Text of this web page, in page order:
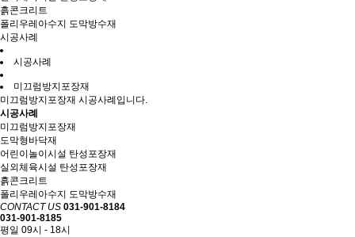
흙콘크리트
폴리우레아수지 도막방수재
시공사례
시공사례
미끄럼방지포장재
미끄럼방지포장재 시공사례입니다.
시공사례
미끄럼방지포장재
도막형바닥재
어린이놀이시설 탄성포장재
실외체육시설 탄성포장재
흙콘크리트
폴리우레아수지 도막방수재
CONTACT US 031-901-8184
031-901-8185
평일 09시 - 18시